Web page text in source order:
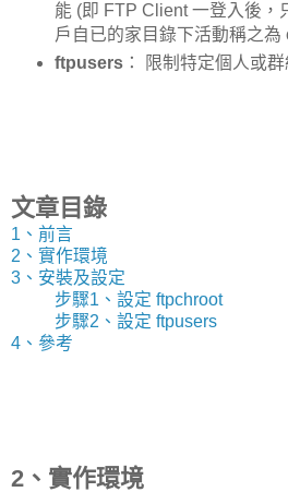
能 (即 FTP Client 一登入後，
戶自已的家目錄下活動稱之為
ftpusers： 限制特定個人或
文章目錄
1、前言
2、實作環境
3、安裝及設定
步驟1、設定 ftpchroot
步驟2、設定 ftpusers
4、參考
2、實作環境